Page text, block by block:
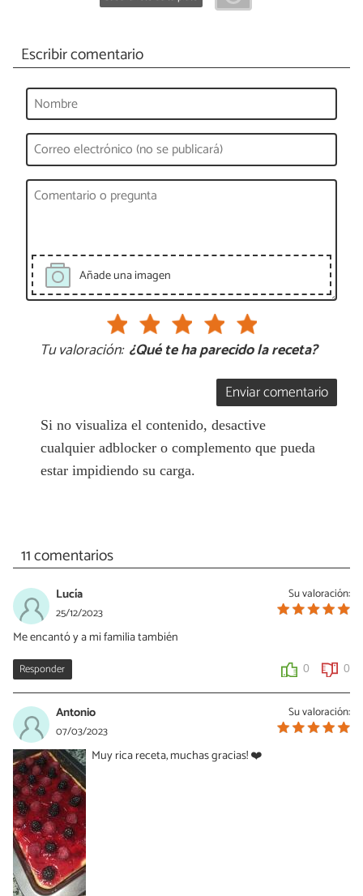
Escribir comentario
Añade una imagen
Tu valoración: ¿Qué te ha parecido la receta?
Enviar comentario
Si no visualiza el contenido, desactive
cualquier adblocker o complemento que pueda
estar impidiendo su carga.
11 comentarios
Su valoración:
Lucía
25/12/2023
Me encantó y a mi familia también
Responder 0 0
Su valoración:
Antonio
07/03/2023
Muy rica receta, muchas gracias! ❤️